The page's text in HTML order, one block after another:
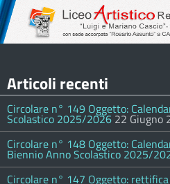
Articoli recenti
Circolare n° 149 Oggetto:
Scolastico 2025/2026 22 Giugno
Circolare n° 148 Oggetto:
Biennio Anno Scolastico 2025/
Circolare n° 147 Oggetto: